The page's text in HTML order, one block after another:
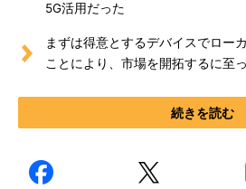
5G活用だった
まずは得意とするデバイスでロー
ことにより、市場を開拓するに至
続きを読む